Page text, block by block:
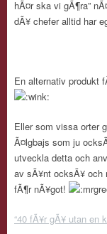
hÃ¤r ska vi gÃ¶ra”
dÃ¥ chefer alltid har
En alternativ produkt
Eller som vissa orter
Ã¤lgbajs som ju
utveckla detta och
av sÃ¥nt ocksÃ¥ och
fÃ¶r nÃ¥got!
“40 fÃ¥r gÃ¥ utan en